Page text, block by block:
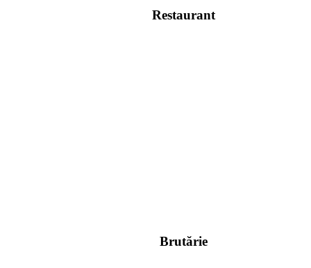
Restaurant
Brutărie